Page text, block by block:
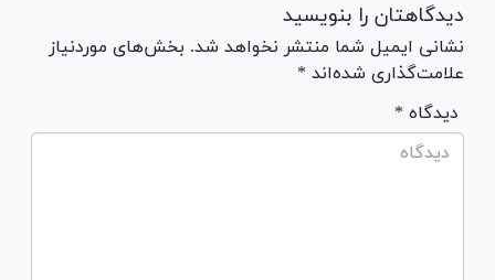
دیدگاهتان را بنویسید
نشانی ایمیل شما منتشر نخواهد شد. بخش‌های موردنیاز
علامت‌گذاری شده‌اند *
* دیدگاه